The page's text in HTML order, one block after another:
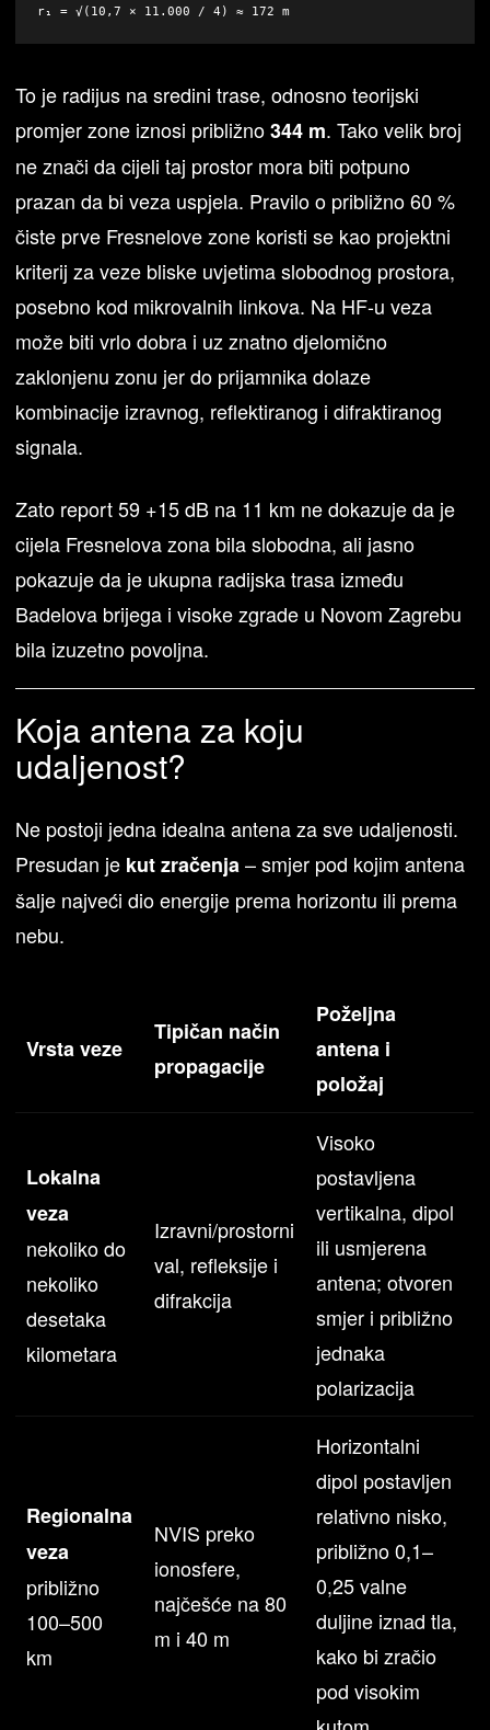
r₁ = √(10,7 × 11.000 / 4) ≈ 172 m
To je radijus na sredini trase, odnosno teorijski
promjer zone iznosi približno344 m. Tako velik broj
ne znači da cijeli taj prostor mora biti potpuno
prazan da bi veza uspjela. Pravilo o približno 60 %
čiste prve Fresnelove zone koristi se kao projektni
kriterij za veze bliske uvjetima slobodnog prostora,
posebno kod mikrovalnih linkova. Na HF-u veza
može biti vrlo dobra i uz znatno djelomično
zaklonjenu zonu jer do prijamnika dolaze
kombinacije izravnog, reflektiranog i difraktiranog
signala.
Zato report 59 +15 dB na 11 km ne dokazuje da je
cijela Fresnelova zona bila slobodna, ali jasno
pokazuje da je ukupna radijska trasa između
Badelova brijega i visoke zgrade u Novom Zagrebu
bila izuzetno povoljna.
Koja antena za koju
udaljenost?
Ne postoji jedna idealna antena za sve udaljenosti.
Presudan je kut zračenja– smjer pod kojim antena
šalje najveći dio energije prema horizontu ili prema
nebu.
Vrsta veze
Tipičan način
propagacije
Poželjna
antena i
položaj
Lokalna
veza
nekoliko do
nekoliko
desetaka
kilometara
Izravni/prostorni
val, refleksije i
difrakcija
Visoko
postavljena
vertikalna, dipol
ili usmjerena
antena; otvoren
smjer i približno
jednaka
polarizacija
Regionalna
veza
približno
100–500
km
NVIS preko
ionosfere,
najčešće na 80
m i 40 m
Horizontalni
dipol postavljen
relativno nisko,
približno 0,1–
0,25 valne
duljine iznad tla,
kako bi zračio
pod visokim